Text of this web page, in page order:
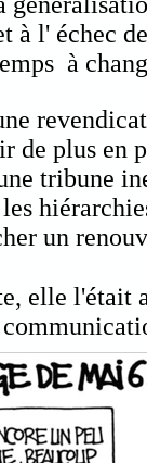
de plus en
tribune
un
elle l'était
à l' échec
à